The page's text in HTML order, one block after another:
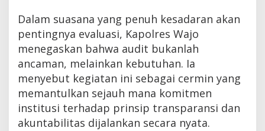
Dalam suasana yang penuh kesadaran akan
pentingnya evaluasi, Kapolres Wajo
menegaskan bahwa audit bukanlah
ancaman, melainkan kebutuhan. Ia
menyebut kegiatan ini sebagai cermin yang
memantulkan sejauh mana komitmen
institusi terhadap prinsip transparansi dan
akuntabilitas dijalankan secara nyata.